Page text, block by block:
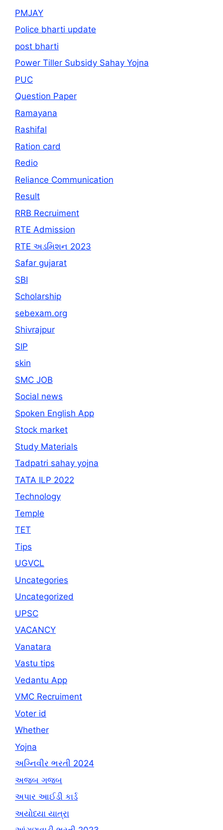
PMJAY
Police bharti update
post bharti
Power Tiller Subsidy Sahay Yojna
PUC
Question Paper
Ramayana
Rashifal
Ration card
Redio
Reliance Communication
Result
RRB Recruiment
RTE Admission
RTE અડમિશન 2023
Safar gujarat
SBI
Scholarship
sebexam.org
Shivrajpur
SIP
skin
SMC JOB
Social news
Spoken English App
Stock market
Study Materials
Tadpatri sahay yojna
TATA ILP 2022
Technology
Temple
TET
Tips
UGVCL
Uncategories
Uncategorized
UPSC
VACANCY
Vanatara
Vastu tips
Vedantu App
VMC Recruiment
Voter id
Whether
Yojna
અગ્નિવીર ભરતી 2024
અજબ ગજબ
અપાર આઈડી કાર્ડ
અયોધ્યા યાત્રા